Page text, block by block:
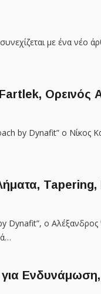
με ένα νέο
Fartlek,
by Dynafit” ο Νίκος
Tapering,
Dynafit”, ο Αλέξανδρος